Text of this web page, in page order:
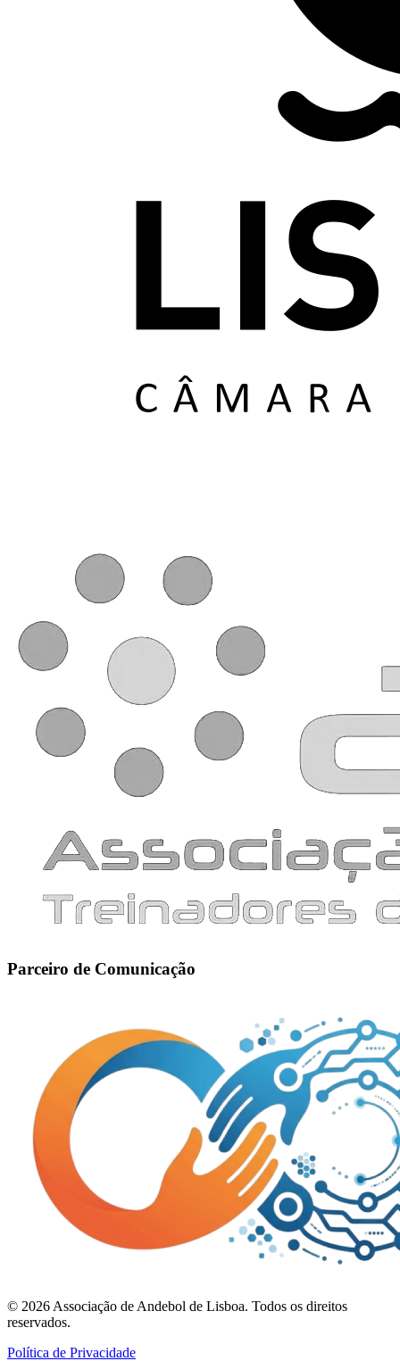
Parceiro de Comunicação
© 2026 Associação de Andebol de Lisboa. Todos os direitos
reservados.
Política de Privacidade